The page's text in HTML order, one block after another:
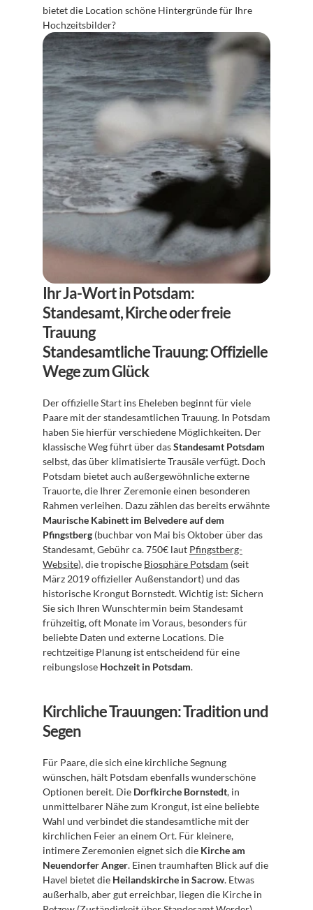
bietet die Location schöne Hintergründe für Ihre
Hochzeitsbilder?
Ihr Ja-Wort in Potsdam:
Standesamt, Kirche oder freie
Trauung
Standesamtliche Trauung: Offizielle
Wege zum Glück
Der offizielle Start ins Eheleben beginnt für viele
Paare mit der standesamtlichen Trauung. In Potsdam
haben Sie hierfür verschiedene Möglichkeiten. Der
klassische Weg führt über das Standesamt Potsdam
selbst, das über klimatisierte Trausäle verfügt. Doch
Potsdam bietet auch außergewöhnliche externe
Trauorte, die Ihrer Zeremonie einen besonderen
Maurische Kabinett im Belvedere auf dem
Pfingstberg (buchbar von Mai bis Oktober über das
Standesamt, Gebühr ca. 750€ laut Pfingstberg-
Website), die tropische Biosphäre Potsdam (seit
März 2019 offizieller Außenstandort) und das
historische Krongut Bornstedt. Wichtig ist: Sichern
Sie sich Ihren Wunschtermin beim Standesamt
frühzeitig, oft Monate im Voraus, besonders für
beliebte Daten und externe Locations. Die
rechtzeitige Planung ist entscheidend für eine
reibungslose Hochzeit in Potsdam.
Kirchliche Trauungen: Tradition und
Segen
Für Paare, die sich eine kirchliche Segnung
wünschen, hält Potsdam ebenfalls wunderschöne
Optionen bereit. Die Dorfkirche Bornstedt, in
unmittelbarer Nähe zum Krongut, ist eine beliebte
Wahl und verbindet die standesamtliche mit der
kirchlichen Feier an einem Ort. Für kleinere,
intimere Zeremonien eignet sich die Kirche am
Neuendorfer Anger. Einen traumhaften Blick auf die
Havel bietet die Heilandskirche in Sacrow. Etwas
außerhalb, aber gut erreichbar, liegen die Kirche in